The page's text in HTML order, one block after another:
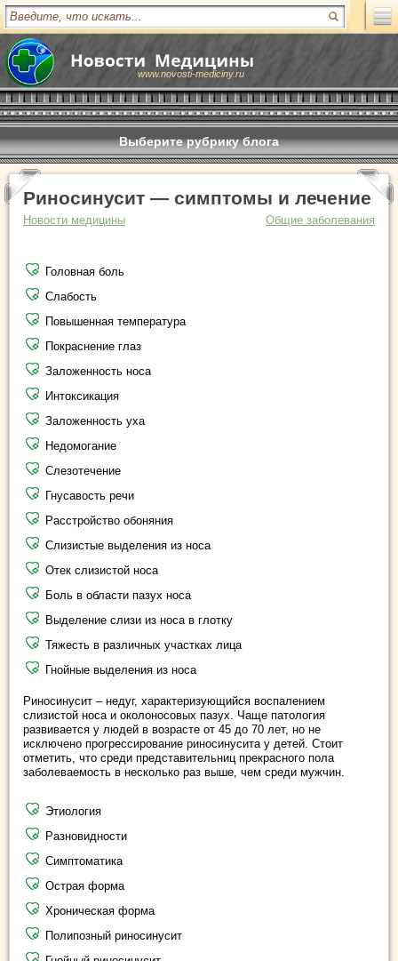
www.novosti-mediciny.ru
Выберите рубрику блога
Риносинусит — симптомы и лечение
Новости медицины Общие заболевания
Головная боль
Слабость
Повышенная температура
Покраснение глаз
Заложенность носа
Интоксикация
Заложенность уха
Недомогание
Слезотечение
Гнусавость речи
Расстройство обоняния
Слизистые выделения из носа
Отек слизистой носа
Боль в области пазух носа
Выделение слизи из носа в глотку
Тяжесть в различных участках лица
Гнойные выделения из носа
Риносинусит – недуг, характеризующийся воспалением
слизистой носа и околоносовых пазух. Чаще патология
развивается у людей в возрасте от 45 до 70 лет, но не
исключено прогрессирование риносинусита у детей. Стоит
отметить, что среди представительниц прекрасного пола
заболеваемость в несколько раз выше, чем среди мужчин.
Этиология
Разновидности
Симптоматика
Острая форма
Хроническая форма
Полипозный риносинусит